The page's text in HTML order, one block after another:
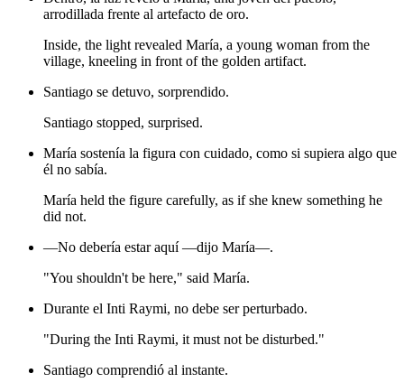
arrodillada frente al artefacto de oro.
Inside, the light revealed María, a young woman from the
village, kneeling in front of the golden artifact.
Santiago se detuvo, sorprendido.
Santiago stopped, surprised.
María sostenía la figura con cuidado, como si supiera algo que
él no sabía.
María held the figure carefully, as if she knew something he
did not.
—No debería estar aquí —dijo María—.
"You shouldn't be here," said María.
Durante el Inti Raymi, no debe ser perturbado.
"During the Inti Raymi, it must not be disturbed."
Santiago comprendió al instante.